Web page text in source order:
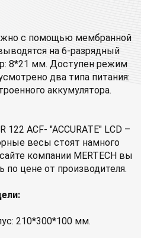
с помощью мембранной
на 6-разрядный
8*21 мм. Доступен режим
два типа питания:
аккумулятора.
122 АCF- "ACCURATE" LСD –
весы стоят намного
компании MERTECH вы
по цене от производителя.
210*300*100 мм.